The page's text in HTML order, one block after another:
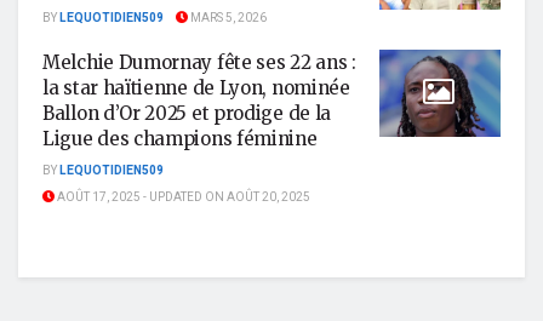
BYLEQUOTIDIEN509 MARS 5, 2026
Melchie Dumornay fête ses 22 ans :
la star haïtienne de Lyon, nominée
Ballon d’Or 2025 et prodige de la
Ligue des champions féminine
BYLEQUOTIDIEN509
AOÛT 17, 2025 - UPDATED ON AOÛT 20, 2025